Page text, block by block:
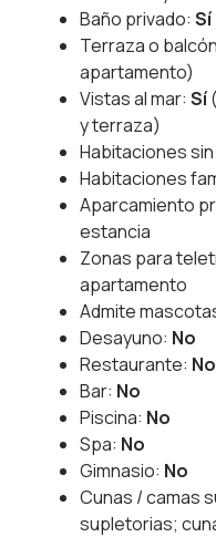
Baño privado:Sí
Terraza o
apartamento)
Vistas al mar:Sí
y terraza)
Habitaciones
Habitaciones
Aparcamiento
estancia
Zonas para
apartamento
Admite
Desayuno: No
Restaurante: No
Bar: No
Piscina: No
Spa: No
Gimnasio: No
Cunas / camas
supletorias;